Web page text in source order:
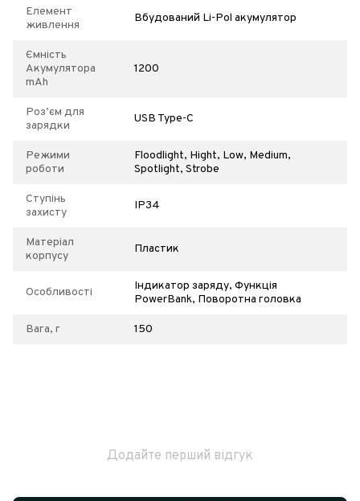
Елемент
живлення
Вбудований Li-Pol акумулятор
Ємність
Акумулятора
mAh
1200
Роз’єм для
зарядки
USB Type-C
Режими
роботи
Floodlight, Hight, Low, Medium,
Spotlight, Strobe
Ступінь
захисту
IP34
Матеріал
корпусу
Пластик
Особливості
Індикатор заряду, Функція
PowerBank, Поворотна головка
Вага, г 150
Додайте перший відгук